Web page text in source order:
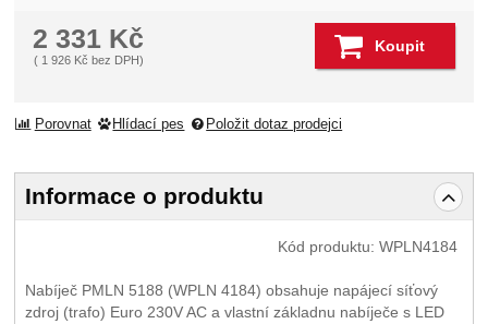
2 331 Kč
(1 926 Kč bez DPH)
Koupit
Porovnat Hlídací pes Položit dotaz prodejci
Informace o produktu
Kód produktu:WPLN4184
Nabíječ PMLN 5188 (WPLN 4184) obsahuje napájecí síťový
zdroj (trafo) Euro 230V AC a vlastní základnu nabíječe s LED